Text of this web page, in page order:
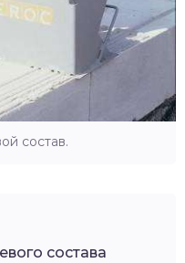
состав.
состава